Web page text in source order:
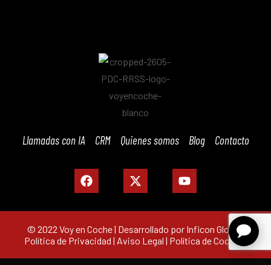
Llamadas con IA CRM Quienes somos Blog Contacto
© 2022 Voy en Coche | Desarrollado por Inficon Global |
Política de Privacidad | Aviso Legal | Política de Cookies